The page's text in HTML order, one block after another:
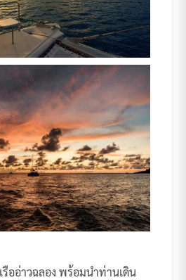
ออ่าวฉลอง พร้อมนำท่านเดิน